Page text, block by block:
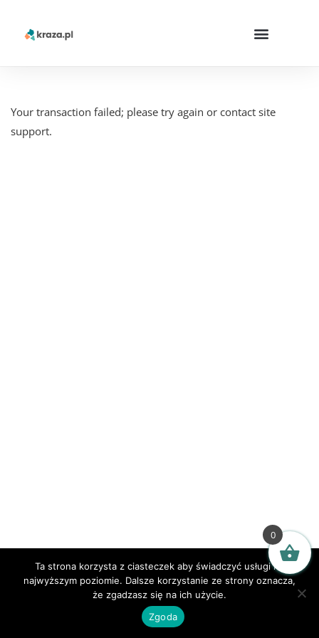
Your transaction failed; please try again or contact site
support.
0
Ta strona korzysta z ciasteczek aby świadczyć usługi na
najwyższym poziomie. Dalsze korzystanie ze strony oznacza,
że zgadzasz się na ich użycie.
Zgoda